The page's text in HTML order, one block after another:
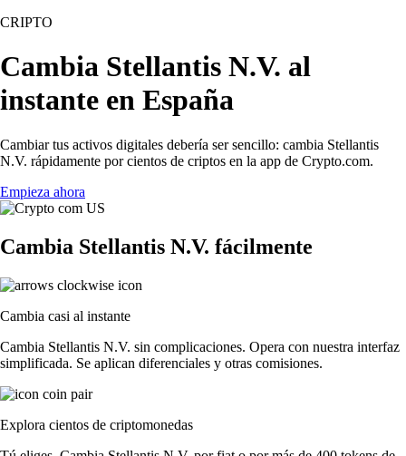
CRIPTO
Cambia Stellantis N.V. al
instante en España
Cambiar tus activos digitales debería ser sencillo: cambia Stellantis
N.V. rápidamente por cientos de criptos en la app de Crypto.com.
Empieza ahora
Cambia Stellantis N.V. fácilmente
Cambia casi al instante
Cambia Stellantis N.V. sin complicaciones. Opera con nuestra interfaz
simplificada. Se aplican diferenciales y otras comisiones.
Explora cientos de criptomonedas